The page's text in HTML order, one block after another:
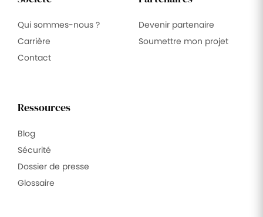
Qui sommes-nous ?
Carrière
Contact
Devenir partenaire
Soumettre mon projet
Ressources
Blog
Sécurité
Dossier de presse
Glossaire